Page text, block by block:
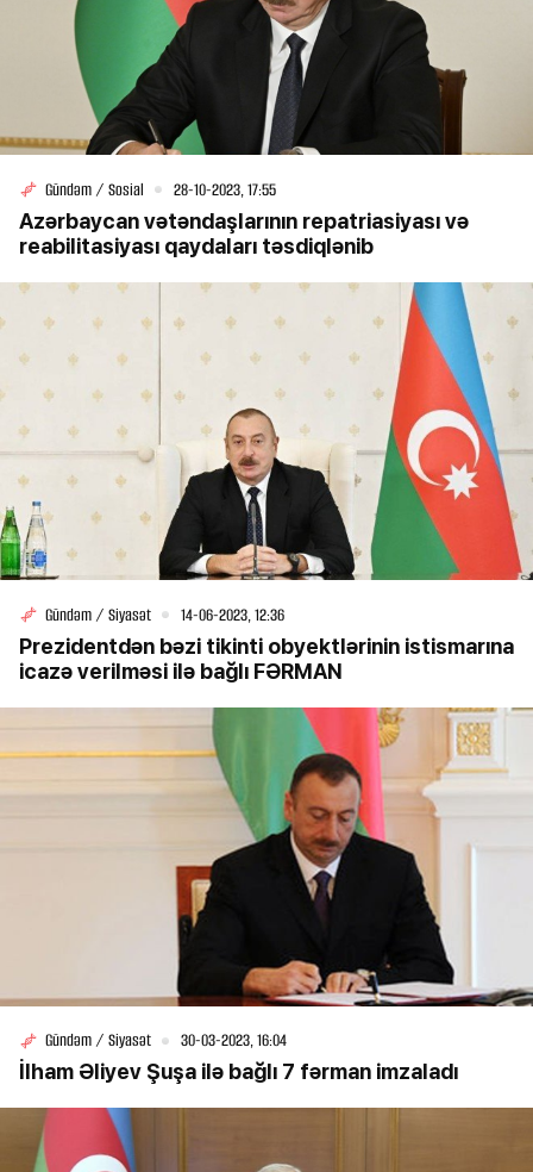
Gündəm / Sosial 28-10-2023, 17:55
Azərbaycan vətəndaşlarının repatriasiyası və
reabilitasiyası qaydaları təsdiqlənib
Gündəm / Siyasət 14-06-2023, 12:36
Prezidentdən bəzi tikinti obyektlərinin istismarına
icazə verilməsi ilə bağlı FƏRMAN
Gündəm / Siyasət 30-03-2023, 16:04
İlham Əliyev Şuşa ilə bağlı 7 fərman imzaladı